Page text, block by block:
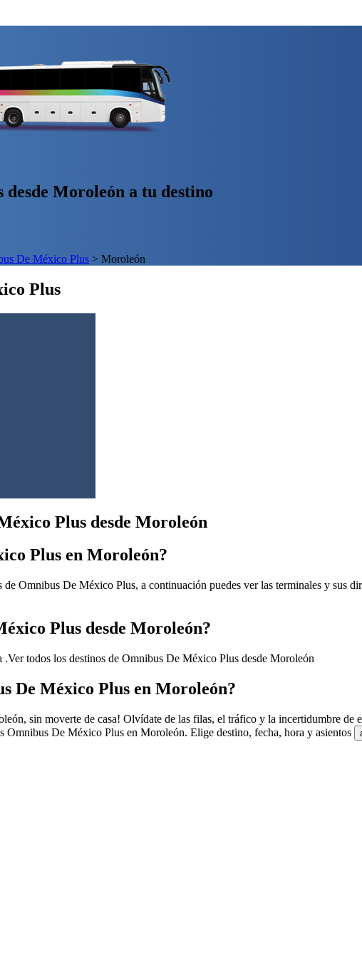
Moroleón a tu destino
De México Plus > Moroleón
Plus
Plus desde Moroleón
Plus en Moroleón?
de Omnibus De México Plus, a continuación puedes ver las terminales y
Plus desde Moroleón?
.Ver todos los destinos de Omnibus De México Plus desde Moroleón
De México Plus en Moroleón?
sin moverte de casa! Olvídate de las filas, el tráfico y la incertidumbre de
Omnibus De México Plus en Moroleón. Elige destino, fecha, hora y asientos